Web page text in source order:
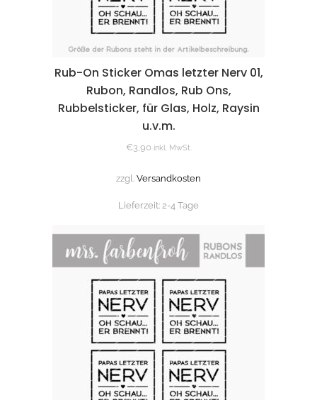
Rub-On Sticker Omas letzter Nerv 01,
Rubon, Randlos, Rub Ons,
Rubbelsticker, für Glas, Holz, Raysin
u.v.m.
€3,90 inkl. MwSt.
zzgl. Versandkosten
Lieferzeit: 2-4 Tage